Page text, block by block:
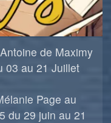
de Maximy
03 au 21 Juillet
Page au
du 29 juin au 21